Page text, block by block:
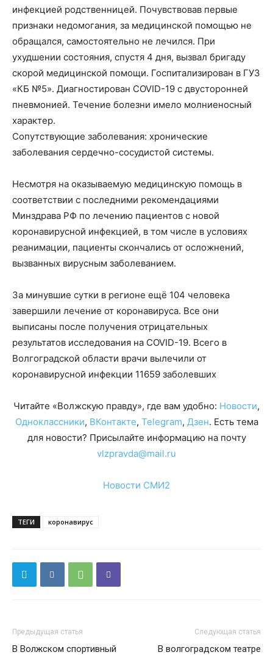
инфекцией родственницей. Почувствовав первые
признаки недомогания, за медицинской помощью не
обращался, самостоятельно не лечился. При
ухудшении состояния, спустя 4 дня, вызвал бригаду
скорой медицинской помощи. Госпитализирован в ГУЗ
«КБ №5». Диагностирован COVID-19 с двусторонней
пневмонией. Течение болезни имело молниеносный
характер.
Сопутствующие заболевания: хронические
заболевания сердечно-сосудистой системы.
Несмотря на оказываемую медицинскую помощь в
соответствии с последними рекомендациями
Минздрава РФ по лечению пациентов с новой
коронавирусной инфекцией, в том числе в условиях
реанимации, пациенты скончались от осложнений,
вызванных вирусным заболеванием.
За минувшие сутки в регионе ещё 104 человека
завершили лечение от коронавируса. Все они
выписаны после получения отрицательных
результатов исследования на COVID-19. Всего в
Волгоградской области врачи вылечили от
коронавирусной инфекции 11659 заболевших
Читайте «Волжскую правду», где вам удобно: Новости,
Одноклассники, ВКонтакте, Telegram, Дзен. Есть тема
для новости? Присылайте информацию на почту
vlzpravda@mail.ru
Новости СМИ2
ТЕГИ коронавирус
Предыдущая статья
В Волжском спортивный
Следующая статья
В волгоградском театре